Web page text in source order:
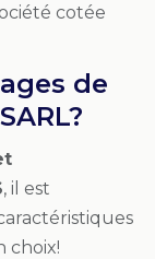
cotée
de
, il est
choix!